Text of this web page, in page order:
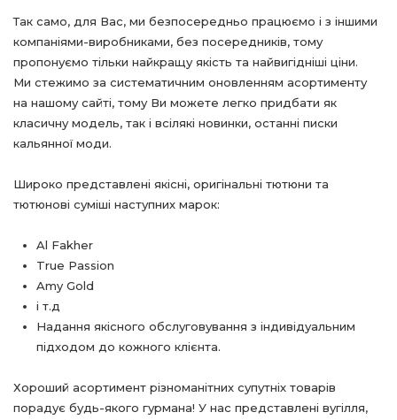
Так само, для Вас, ми безпосередньо працюємо і з іншими
компаніями-виробниками, без посередників, тому
пропонуємо тільки найкращу якість та найвигідніші ціни.
Ми стежимо за систематичним оновленням асортименту
на нашому сайті, тому Ви можете легко придбати як
класичну модель, так і всілякі новинки, останні писки
кальянної моди.
Широко представлені якісні, оригінальні тютюни та
тютюнові суміші наступних марок:
Al Fakher
True Passion
Amy Gold
і т.д
Надання якісного обслуговування з індивідуальним
підходом до кожного клієнта.
Хороший асортимент різноманітних супутніх товарів
порадує будь-якого гурмана! У нас представлені вугілля,